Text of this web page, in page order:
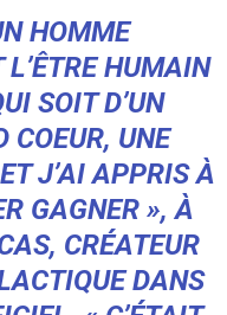
HOMME
HUMAIN
SOIT D’UN
COEUR, UNE
J’AI APPRIS À
GAGNER », À
CRÉATEUR
DANS